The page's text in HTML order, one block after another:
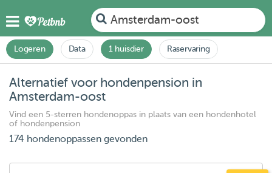
Amsterdam-oost
Logeren Data 1 huisdier Raservaring
Alternatief voor hondenpension in
Amsterdam-oost
Vind een 5-sterren hondenoppas in plaats van een hondenhotel
of hondenpension
174 hondenoppassen gevonden